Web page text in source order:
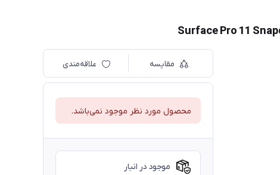
مقایسه علاقه‌مندی
محصول مورد نظر موجود نمی‌باشد.
موجود در انبار